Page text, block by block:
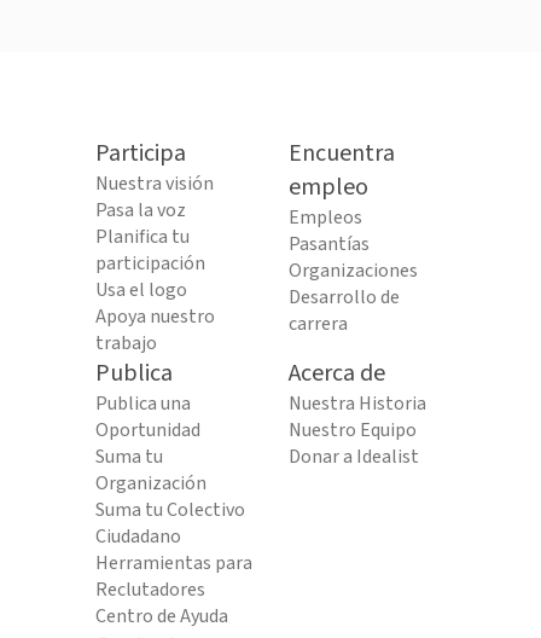
Participa
Nuestra visión
Pasa la voz
Planifica tu
participación
Usa el logo
Apoya nuestro
trabajo
Encuentra
empleo
Empleos
Pasantías
Organizaciones
Desarrollo de
carrera
Publica
Publica una
Oportunidad
Suma tu
Organización
Suma tu Colectivo
Ciudadano
Herramientas para
Reclutadores
Centro de Ayuda
Acerca de
Nuestra Historia
Nuestro Equipo
Donar a Idealist